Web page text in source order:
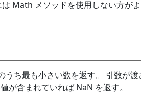
Math メソッドを使用しない方が
ち最も小さい数を返す。 引数が渡
含まれていれば NaN を返す。